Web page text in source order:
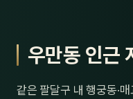
우만동 인근
같은 팔달구 내 행궁동·매